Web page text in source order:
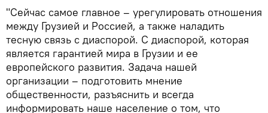
"Сейчас самое главное – урегулировать отношения
между Грузией и Россией, а также наладить
тесную связь с диаспорой. С диаспорой, которая
является гарантией мира в Грузии и ее
европейского развития. Задача нашей
организации – подготовить мнение
общественности, разъяснить и всегда
информировать наше население о том, что